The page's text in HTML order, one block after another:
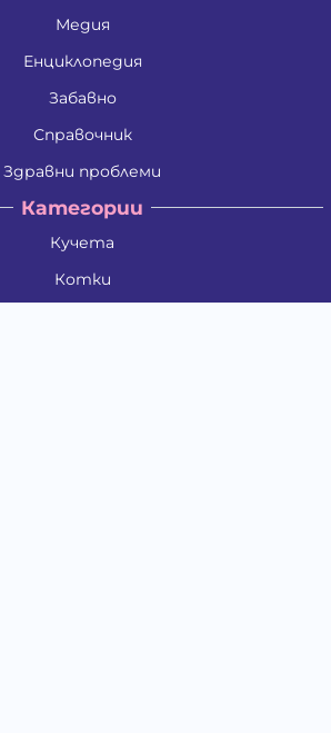
Медия
Енциклопедия
Забавно
Справочник
Здравни проблеми
Категории
Кучета
Котки